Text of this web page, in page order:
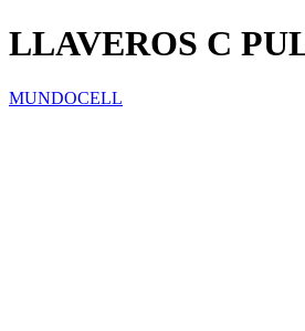
LLAVEROS C
MUNDOCELL